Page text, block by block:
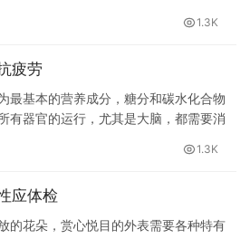
1.3K
疲劳
本的营养成分，糖分和碳水化合物
有器官的运行，尤其是大脑，都需要消
1.3K
应体检
花朵，赏心悦目的外表需要各种特有